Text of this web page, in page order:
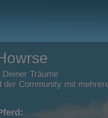
Träume
der Community mit